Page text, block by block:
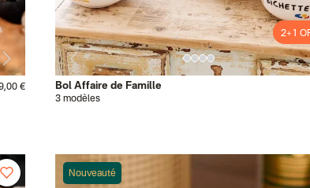
€
2+1
2+1
Bol Affaire de Famille
3 modèles
Nouveauté